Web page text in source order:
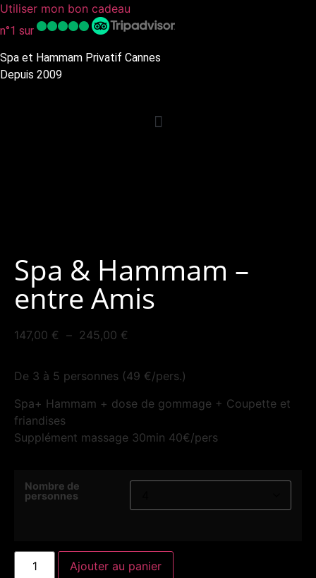
Utiliser mon bon cadeau
n°1 sur
Spa et Hammam Privatif Cannes
Depuis 2009
Spa & Hammam –
entre Amis
147,00 € – 245,00 €
De 3 à 5 personnes (49 €/pers.)
Spa+ Hammam + dose de gommage + Coupette et
friandises
Supplément massage 30min 40€/pers
Nombre de
personnes
Ajouter au panier